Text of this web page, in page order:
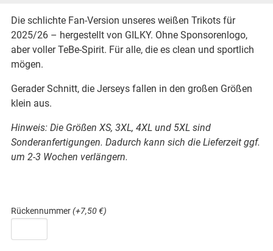
Die schlichte Fan-Version unseres weißen Trikots für
2025/26 – hergestellt von GILKY. Ohne Sponsorenlogo,
aber voller TeBe-Spirit. Für alle, die es clean und sportlich
mögen.
Gerader Schnitt, die Jerseys fallen in den großen Größen
klein aus.
Hinweis: Die Größen XS, 3XL, 4XL und 5XL sind
Sonderanfertigungen. Dadurch kann sich die Lieferzeit ggf.
um 2-3 Wochen verlängern.
Rückennummer(+7,50 €)